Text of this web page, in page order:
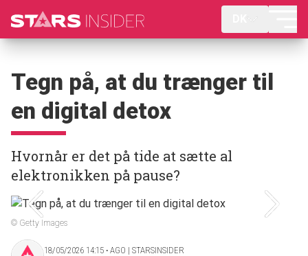
Tegn på, at du trænger til
en digital detox
Hvornår er det på tide at sætte al
elektronikken på pause?
© Getty Images
18/05/2026 14:15 ‧ AGO | STARSINSIDER